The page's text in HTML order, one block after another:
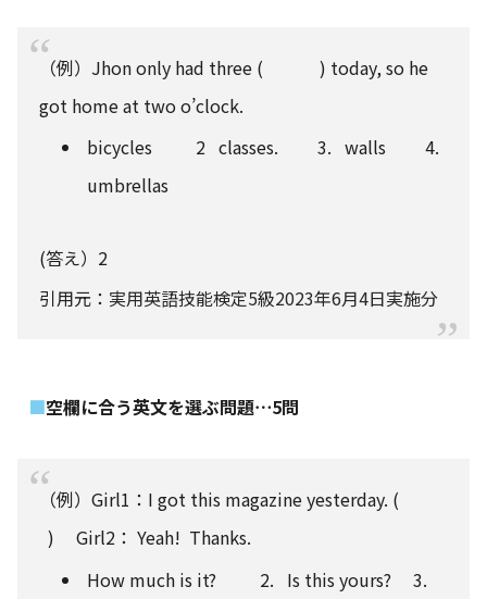
（例）Jhon only had three ( ) today, so he
got home at two o’clock.
bicycles 2 classes. 3. walls 4.
umbrellas
(答え）2
引用元： 実用英語技能検定5級2023年6月4日実施分
空欄に合う英文を選ぶ問題⋯5問
（例）Girl1：I got this magazine yesterday. (
) Girl2： Yeah! Thanks.
How much is it? 2. Is this yours? 3.